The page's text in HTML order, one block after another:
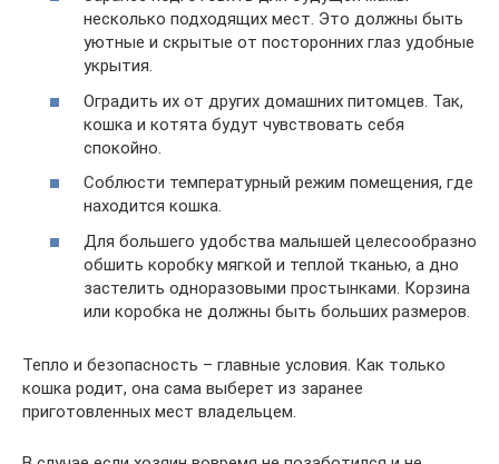
несколько подходящих мест. Это должны быть
уютные и скрытые от посторонних глаз удобные
укрытия.
Оградить их от других домашних питомцев. Так,
кошка и котята будут чувствовать себя
спокойно.
Соблюсти температурный режим помещения, где
находится кошка.
Для большего удобства малышей целесообразно
обшить коробку мягкой и теплой тканью, а дно
застелить одноразовыми простынками. Корзина
или коробка не должны быть больших размеров.
Тепло и безопасность – главные условия. Как только
кошка родит, она сама выберет из заранее
приготовленных мест владельцем.